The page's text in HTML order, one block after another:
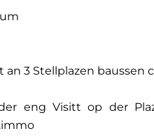
an 3 Stellplazen baussen
eng Visitt op der